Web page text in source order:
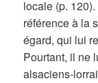
locale (p.
référence à la
égard, qui lui
Pourtant, il ne
alsaciens-